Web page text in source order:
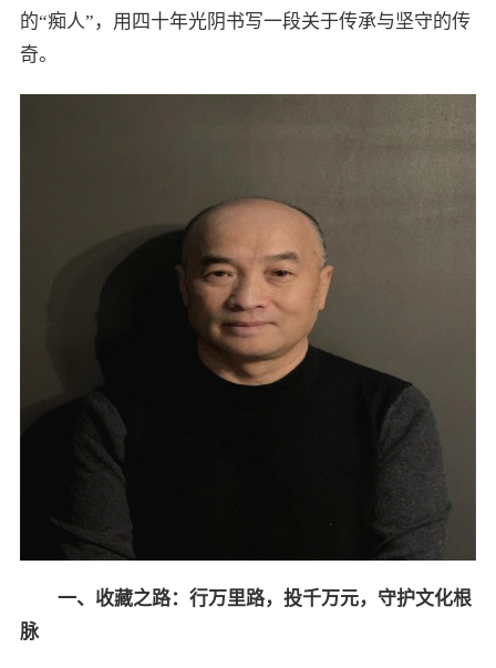
的“痴人”，用四十年光阴书写一段关于传承与坚守的传
奇。
一、收藏之路：行万里路，投千万元，守护文化根
脉